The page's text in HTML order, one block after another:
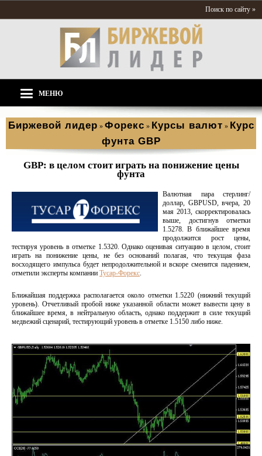
Поиск по сайту »
МЕНЮ
Биржевой лидер » Форекс » Курсы валют » Курс
фунта GBP
GBP: в целом стоит играть на понижение цены
фунта
Валютная пара стерлинг/
доллар, GBPUSD, вчера, 20
мая 2013, скорректировалась
выше, достигнув отметки
1.5278. В ближайшее время
продолжится рост цены,
тестируя уровень в отметке 1.5320. Однако оценивая ситуацию в целом, стоит
играть на понижение цены, не без оснований полагая, что текущая фаза
восходящего импульса будет непродолжительной и вскоре сменится падением,
отметили эксперты компании Тусар-Форекс.
Ближайшая поддержка располагается около отметки 1.5220 (нижний текущий
уровень). Отчетливый пробой ниже указанной области может вывести цену в
ближайшее время, в нейтральную область, однако поддержит в силе текущий
медвежий сценарий, тестирующий уровень в отметке 1.5150 либо ниже.